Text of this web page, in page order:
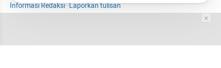
Informasi Redaksi·Laporkan tulisan